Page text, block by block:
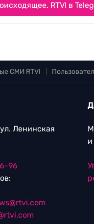
RTVI в
СМИ RTVI
Ленинская
96
и